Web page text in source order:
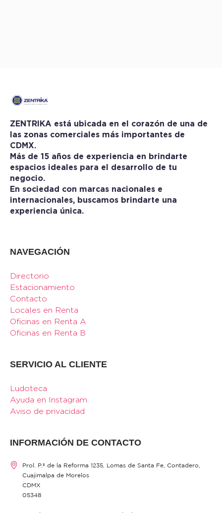
ZENTRIKA está ubicada en el corazón de una de
las zonas comerciales más importantes de
CDMX.
Más de 15 años de experiencia en brindarte
espacios ideales para el desarrollo de tu
negocio.
En sociedad con marcas nacionales e
internacionales, buscamos brindarte una
experiencia única.
NAVEGACIÓN
Directorio
Estacionamiento
Contacto
Locales en Renta
Oficinas en Renta A
Oficinas en Renta B
SERVICIO AL CLIENTE
Ludoteca
Ayuda en Instagram
Aviso de privacidad
INFORMACIÓN DE CONTACTO
Prol. P.º de la Reforma 1235, Lomas de Santa Fe, Contadero,
Cuajimalpa de Morelos
CDMX
05348